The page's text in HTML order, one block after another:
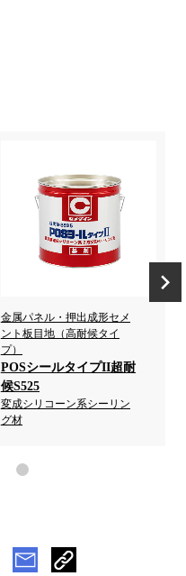
金属パネル・押出成形セメ
ント板目地（高耐候タイ
プ）
POSシールタイプII超耐
候S525
変成シリコーン系シーリン
グ材